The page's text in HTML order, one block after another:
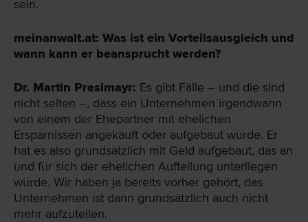
sein.
meinanwalt.at: Was ist ein Vorteilsausgleich und
wann kann er beansprucht werden?
Dr. Martin Preslmayr: Es gibt Fälle – und die sind
nicht selten –, dass ein Unternehmen irgendwann
von einem der Ehepartner mit ehelichen
Ersparnissen angekauft oder aufgebaut wurde. Er
hat es also grundsätzlich mit Geld aufgebaut, das an
und für sich der ehelichen Aufteilung unterliegen
würde. Wir haben ja bereits vorher gehört, das
Unternehmen ist dann grundsätzlich auch nicht
mehr aufzuteilen.